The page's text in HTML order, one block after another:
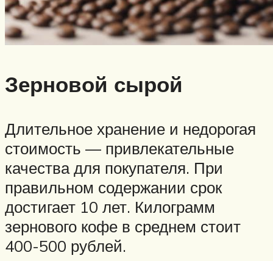
Зерновой сырой
Длительное хранение и недорогая
стоимость — привлекательные
качества для покупателя. При
правильном содержании срок
достигает 10 лет. Килограмм
зернового кофе в среднем стоит
400-500 рублей.